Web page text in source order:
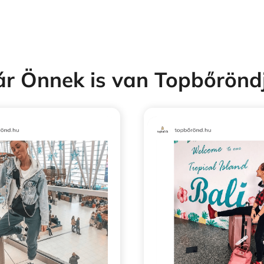
Önnek is van